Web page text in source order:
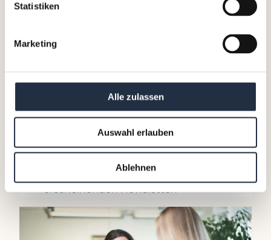
Statistiken
Marketing
Alle zulassen
Auswahl erlauben
Ablehnen
Unternehmenssituationen.
vornherein in bestehende Strukturen
eingebettet und bieten daher eine
Perspektive. Diese objektive Sichtweise ist
unerlässlich, um Herausforderungen neu
zu bewerten und innovative Lösungen zu
entwickeln.
Sie bleiben stets informiert über die
Expert:innen durch unseren regelmäßig